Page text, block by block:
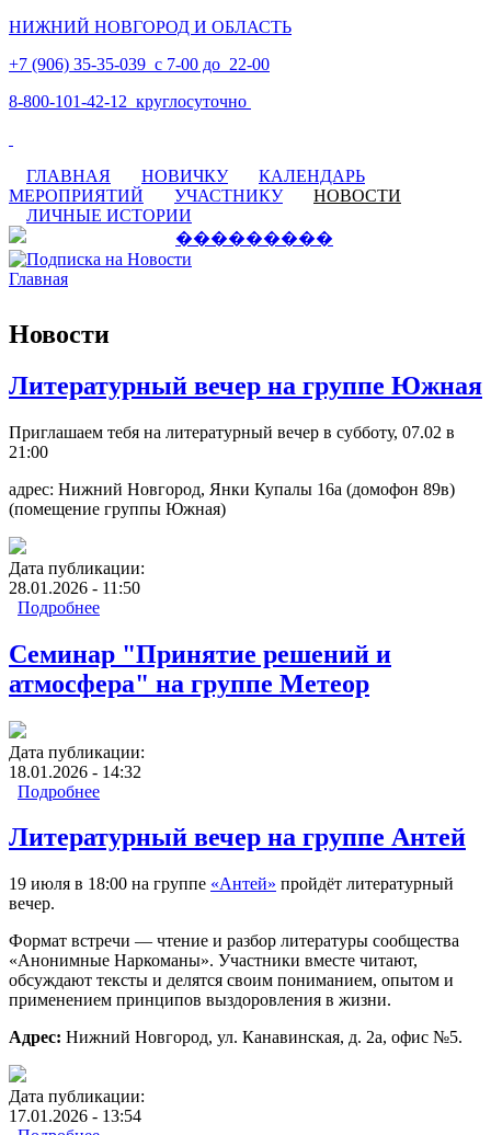
НИЖНИЙ НОВГОРОД И ОБЛАСТЬ
+7 (906) 35-35-039 с 7-00 до 22-00
8-800-101-42-12 круглосуточно
ГЛАВНАЯ НОВИЧКУ
КАЛЕНДАРЬ
МЕРОПРИЯТИЙ
УЧАСТНИКУ
НОВОСТИ
ЛИЧНЫЕ ИСТОРИИ
Главная
Новости
Литературный вечер на группе Южная
Приглашаем тебя на литературный вечер в субботу, 07.02 в
21:00
адрес: Нижний Новгород, Янки Купалы 16а (домофон 89в)
(помещение группы Южная)
Дата публикации:
28.01.2026 - 11:50
Подробнее
Семинар "Принятие решений и
атмосфера" на группе Метеор
Дата публикации:
18.01.2026 - 14:32
Подробнее
Литературный вечер на группе Антей
19 июля в 18:00 на группе «Антей» пройдёт литературный
вечер.
Формат встречи — чтение и разбор литературы сообщества
«Анонимные Наркоманы». Участники вместе читают,
обсуждают тексты и делятся своим пониманием, опытом и
применением принципов выздоровления в жизни.
Адрес: Нижний Новгород, ул. Канавинская, д. 2а, офис №5.
Дата публикации:
17.01.2026 - 13:54